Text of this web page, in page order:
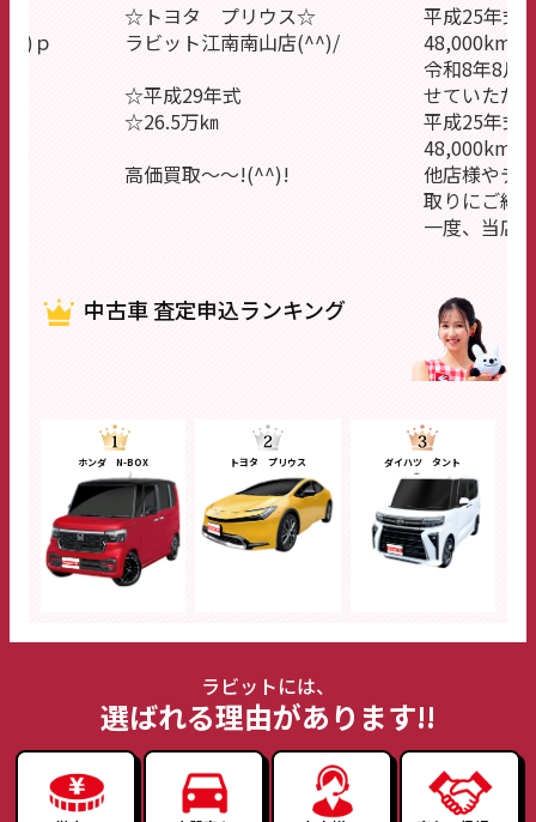
ｐ
☆トヨタ プリウス☆
ラビット江南南山店(^^)/
☆平成29年式
☆26.5万㎞
高価買取～～!(^^)!
平成25年式
48,000km
令和8年8月
せていただ
平成25年式
48,000kmで
他店様やデ
取りにご納
一度、当店
中古車 査定申込ランキング
ホンダ N-BOX トヨタ プリウス ダイハツ タント
ラビットには、
選ばれる理由があります!!